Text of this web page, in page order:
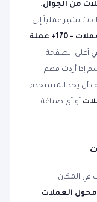
من الجوال،
تشير عملياً إلى
محول العملات - 170+ عملة
أعلى الصفحة
إذا أردت فهم
أن يجد المستخدم
أو أي صياغة
في المكان
محول العملات